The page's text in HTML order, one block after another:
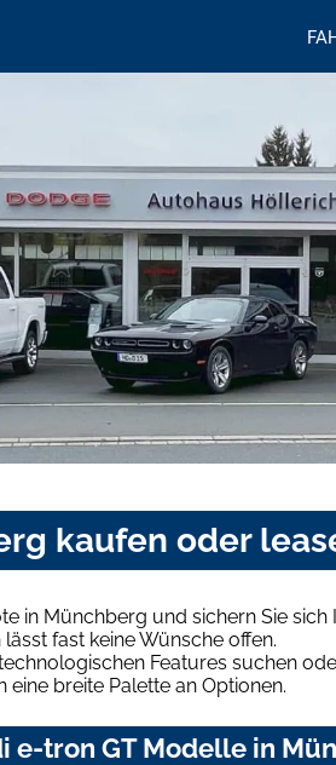
kaufen oder
in Münchberg und sichern Sie sich
fast keine Wünsche offen.
Features suchen
breite Palette an Optionen.
e-tron GT Modelle in